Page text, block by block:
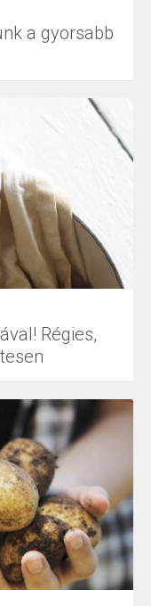
a gyorsabb
Régies,